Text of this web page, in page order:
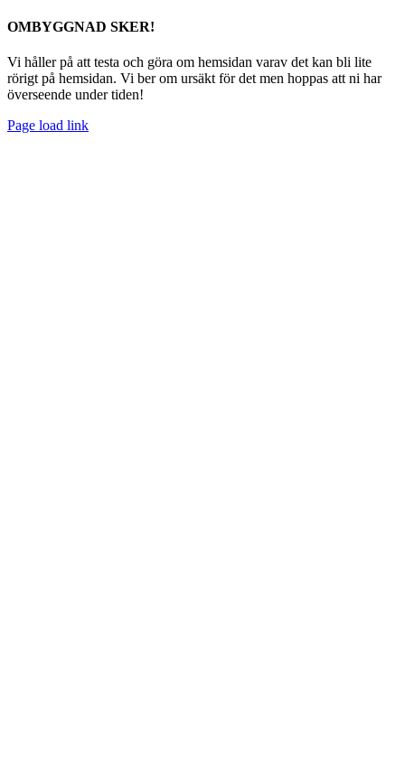
OMBYGGNAD SKER!
Vi håller på att testa och göra om hemsidan varav det kan bli lite
rörigt på hemsidan. Vi ber om ursäkt för det men hoppas att ni har
överseende under tiden!
Page load link